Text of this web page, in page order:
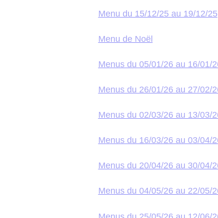
Menu du 15/12/25 au 19/12/25
Menu de Noël
Menus du 05/01/26 au 16/01/
Menus du 26/01/26 au 27/02/
Menus du 02/03/26 au 13/03/
Menus du 16/03/26 au 03/04/
Menus du 20/04/26 au 30/04/
Menus du 04/05/26 au 22/05/